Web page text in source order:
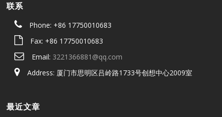
联系
Phone: +86 17750010683
Fax: +86 17750010683
Email: 3221366881@qq.com
Address: 厦门市思明区吕岭路1733号创想中心2009室
最近文章